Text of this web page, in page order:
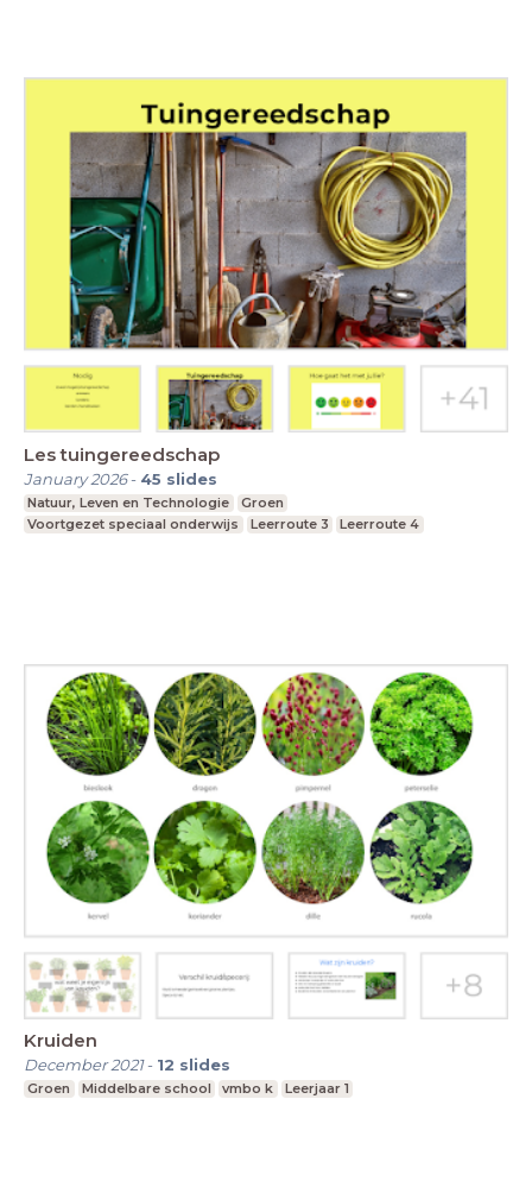
Les tuingereedschap
January 2026- 45 slides
Natuur, Leven en Technologie
Groen
Voortgezet speciaal onderwijs
Leerroute 3 Leerroute 4
Kruiden
December 2021- 12 slides
Groen Middelbare school vmbo k Leerjaar 1